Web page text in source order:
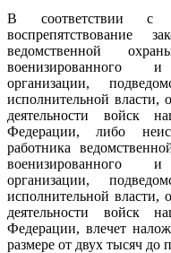
В соответствии с
воспрепятствование
ведомственной
военизированного
организации,
исполнительной
деятельности войск
Федерации, либо
работника
военизированного
организации,
исполнительной
деятельности войск
Федерации, влечет
размере от двух тысяч до